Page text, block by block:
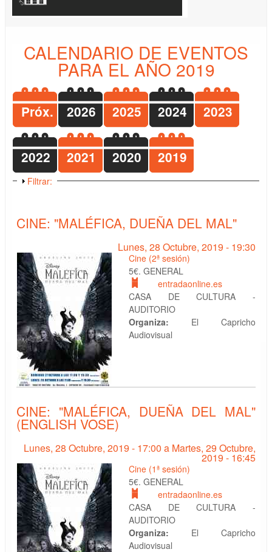
CALENDARIO DE EVENTOS
PARA EL AÑO 2019
Próx. 2026 2025 2024 2023
2022 2021 2020 2019
Mostrar
Filtrar:
CINE: "MALÉFICA, DUEÑA DEL MAL"
Lunes, 28 Octubre, 2019 - 19:30
Cine (2ª sesión)
5€. GENERAL
entradaonline.es
CASA DE CULTURA -
AUDITORIO
Organiza: El Capricho
Audiovisual
CINE: "MALÉFICA, DUEÑA DEL MAL"
(ENGLISH VOSE)
Lunes, 28 Octubre, 2019 - 17:00 a Martes, 29 Octubre,
2019 - 16:45
Cine (1ª sesión)
5€. GENERAL
entradaonline.es
CASA DE CULTURA -
AUDITORIO
Organiza: El Capricho
Audiovisual